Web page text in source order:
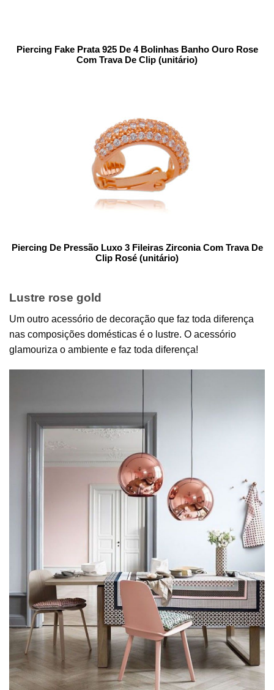
Piercing Fake Prata 925 De 4 Bolinhas Banho Ouro Rose
Com Trava De Clip (unitário)
Piercing De Pressão Luxo 3 Fileiras Zirconia Com Trava De
Clip Rosé (unitário)
Lustre rose gold
Um outro acessório de decoração que faz toda diferença
nas composições domésticas é o lustre. O acessório
glamouriza o ambiente e faz toda diferença!